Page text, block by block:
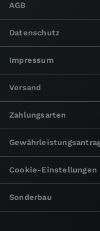
AGB
Datenschutz
Impressum
Versand
Zahlungsarten
Cookie-Einstellungen
Sonderbau